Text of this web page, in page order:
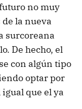
no muy
la nueva
surcoreana
De hecho, el
con algún tipo
optar por
que el ya